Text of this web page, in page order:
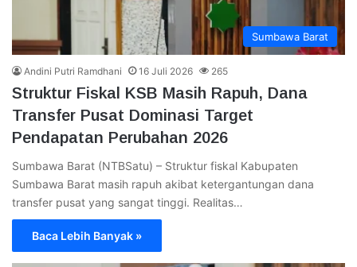
Sumbawa Barat
Andini Putri Ramdhani 16 Juli 2026 265
Struktur Fiskal KSB Masih Rapuh, Dana
Transfer Pusat Dominasi Target
Pendapatan Perubahan 2026
Sumbawa Barat (NTBSatu) – Struktur fiskal Kabupaten
Sumbawa Barat masih rapuh akibat ketergantungan dana
transfer pusat yang sangat tinggi. Realitas…
Baca Lebih Banyak »